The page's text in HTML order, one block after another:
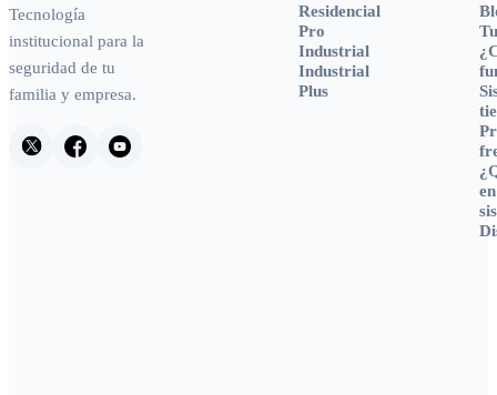
Tecnología
institucional para la
seguridad de tu
familia y empresa.
Residencial
Pro
Industrial
Industrial
Plus